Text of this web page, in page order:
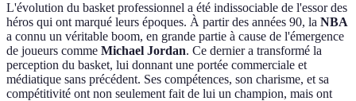
L'évolution du basket professionnel a été indissociable de l'essor des
héros qui ont marqué leurs époques. À partir des années 90, la NBA
a connu un véritable boom, en grande partie à cause de l'émergence
de joueurs comme Michael Jordan. Ce dernier a transformé la
perception du basket, lui donnant une portée commerciale et
médiatique sans précédent. Ses compétences, son charisme, et sa
compétitivité ont non seulement fait de lui un champion, mais ont